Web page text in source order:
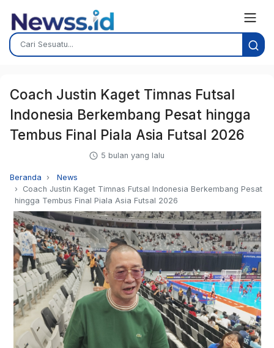
Coach Justin Kaget Timnas Futsal
Indonesia Berkembang Pesat hingga
Tembus Final Piala Asia Futsal 2026
5 bulan yang lalu
Beranda
News
Coach Justin Kaget Timnas Futsal Indonesia Berkembang Pesat
hingga Tembus Final Piala Asia Futsal 2026